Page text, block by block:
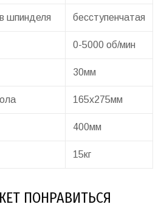
шпинделя бесступенчатая
0-5000 об/мин
30мм
165х275мм
400мм
15кг
ПОНРАВИТЬСЯ